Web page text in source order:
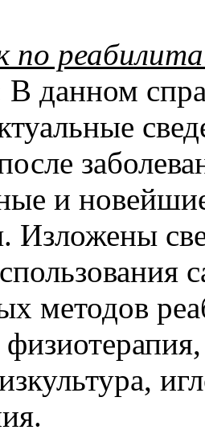
по
В данном
и
Изложены
методов